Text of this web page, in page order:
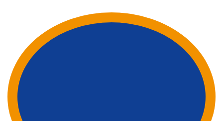
Electrical & Instrumentation
Information
PMF Industry Group